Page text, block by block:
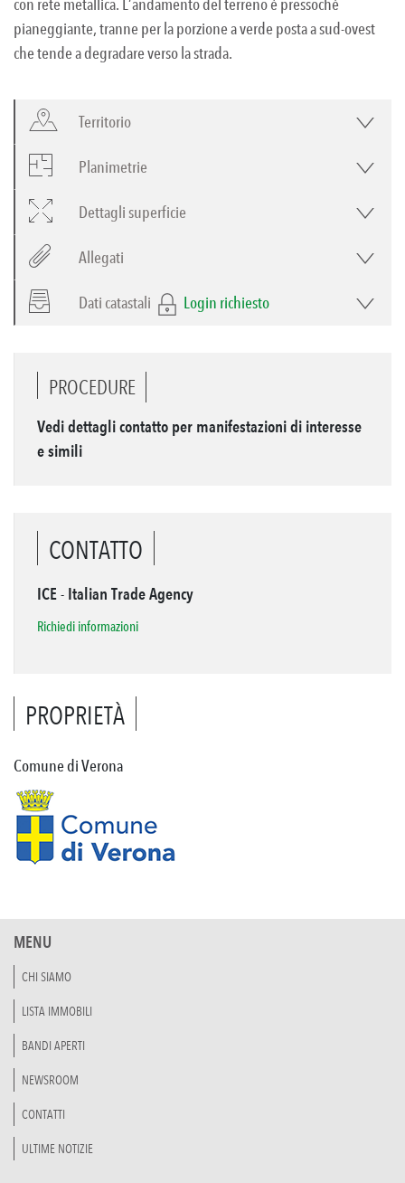
con rete metallica. L’andamento del terreno è pressoché
pianeggiante, tranne per la porzione a verde posta a sud-ovest
che tende a degradare verso la strada.
Territorio
Planimetrie
Dettagli superficie
Allegati
Dati catastali Login richiesto
PROCEDURE
Vedi dettagli contatto per manifestazioni di interesse
e simili
CONTATTO
ICE - Italian Trade Agency
Richiedi informazioni
PROPRIETÀ
Comune di Verona
MENU
CHI SIAMO
LISTA IMMOBILI
BANDI APERTI
NEWSROOM
CONTATTI
ULTIME NOTIZIE